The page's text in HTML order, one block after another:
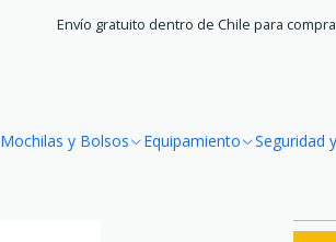
Mochilas y Bolsos Equipamiento Seguridad
Envío gratuito dentro de Chile para
Equipamiento Hidratación Botellas Soft